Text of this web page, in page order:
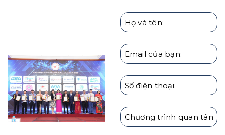
Giáo dục con cái theo người Nhật | Hướng Nghiệp